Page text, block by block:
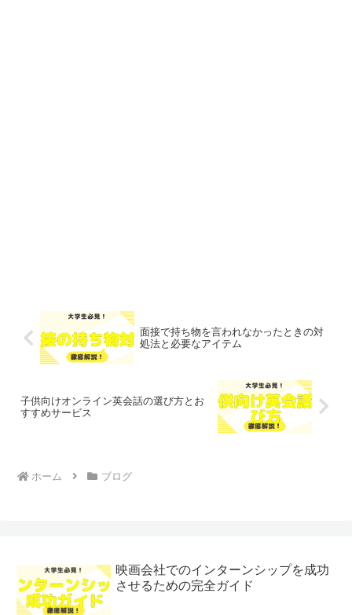
面接で持ち物を言われなかったときの対
処法と必要なアイテム
子供向けオンライン英会話の選び方とお
すすめサービス
ホーム ブログ
映画会社でのインターンシップを成功
させるための完全ガイド